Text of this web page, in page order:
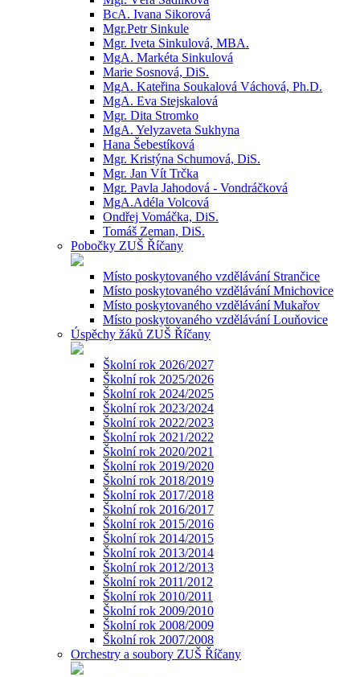
BcA. Ivana Sikorová
Mgr.Petr Sinkule
Mgr. Iveta Sinkulová, MBA.
MgA. Markéta Sinkulová
Marie Sosnová, DiS.
MgA. Kateřina Soukalová Váchová, Ph.D.
MgA. Eva Stejskalová
Mgr. Dita Stromko
MgA. Yelyzaveta Sukhyna
Hana Šebestíková
Mgr. Kristýna Schumová, DiS.
Mgr. Jan Vít Trčka
Mgr. Pavla Jahodová - Vondráčková
MgA.Adéla Volcová
Ondřej Vomáčka, DiS.
Tomáš Zeman, DiS.
Pobočky ZUŠ Říčany
Místo poskytovaného vzdělávání Strančice
Místo poskytovaného vzdělávání Mnichovice
Místo poskytovaného vzdělávání Mukařov
Místo poskytovaného vzdělávání Louňovice
Úspěchy žáků ZUŠ Říčany
Školní rok 2026/2027
Školní rok 2025/2026
Školní rok 2024/2025
Školní rok 2023/2024
Školní rok 2022/2023
Školní rok 2021/2022
Školní rok 2020/2021
Školní rok 2019/2020
Školní rok 2018/2019
Školní rok 2017/2018
Školní rok 2016/2017
Školní rok 2015/2016
Školní rok 2014/2015
Školní rok 2013/2014
Školní rok 2012/2013
Školní rok 2011/2012
Školní rok 2010/2011
Školní rok 2009/2010
Školní rok 2008/2009
Školní rok 2007/2008
Orchestry a soubory ZUŠ Říčany